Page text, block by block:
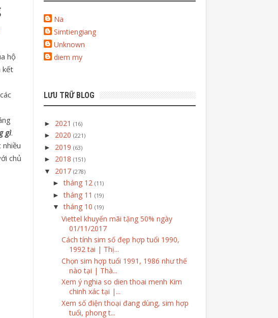
hộ
kết
gì.
chủ
Na
Simtiengiang
Unknown
diem my
LƯU TRỮ BLOG
► 2021 (16)
► 2020 (221)
► 2019 (63)
► 2018 (151)
▼ 2017 (278)
►tháng 12 (11)
►tháng 11 (19)
▼tháng 10 (19)
Viettel khuyến mãi tặng 50% ngày
01/11/2017
Cách tính sim số đẹp hợp tuổi 1990,
1992 tai | Thị...
Chọn sim hợp tuổi 1991, 1986 như thế
nào tại | Thà...
Xem ý nghia so dien thoai menh Kim
chinh xác tại |...
Xem số điện thoại đang dùng, sim hợp
tuổi, phong t...